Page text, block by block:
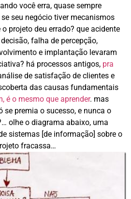
você erra, quase sempre
seu negócio tiver mecanismos
projeto deu errado? que acidente
falha de percepção,
e implantação levaram
há processos antigos, pra
de satisfação de clientes e
das causas fundamentais
é o mesmo que aprender. mas
se premia o sucesso, e nunca o
olhe o diagrama abaixo, uma
sistemas [de informação] sobre o
fracassa…